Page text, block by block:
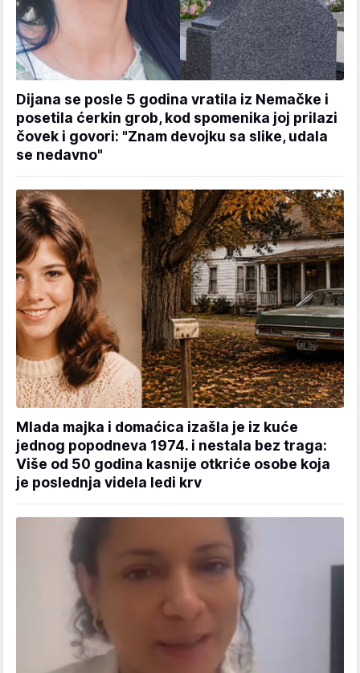
Dijana se posle 5 godina vratila iz Nemačke i
posetila ćerkin grob, kod spomenika joj prilazi
čovek i govori: "Znam devojku sa slike, udala
se nedavno"
Mlada majka i domaćica izašla je iz kuće
jednog popodneva 1974. i nestala bez traga:
Više od 50 godina kasnije otkriće osobe koja
je poslednja videla ledi krv